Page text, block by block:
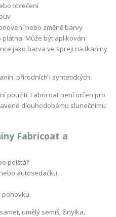
nebo změně barvy
Může být aplikován
jako barva ve spreji na tkaniny
přírodních i syntetických.
použití. Fabricoat není určen pro
dlouhodobému slunečnímu
Fabricoat a
polštář
autosedačku.
pohovku.
umělý semiš, žinylka,